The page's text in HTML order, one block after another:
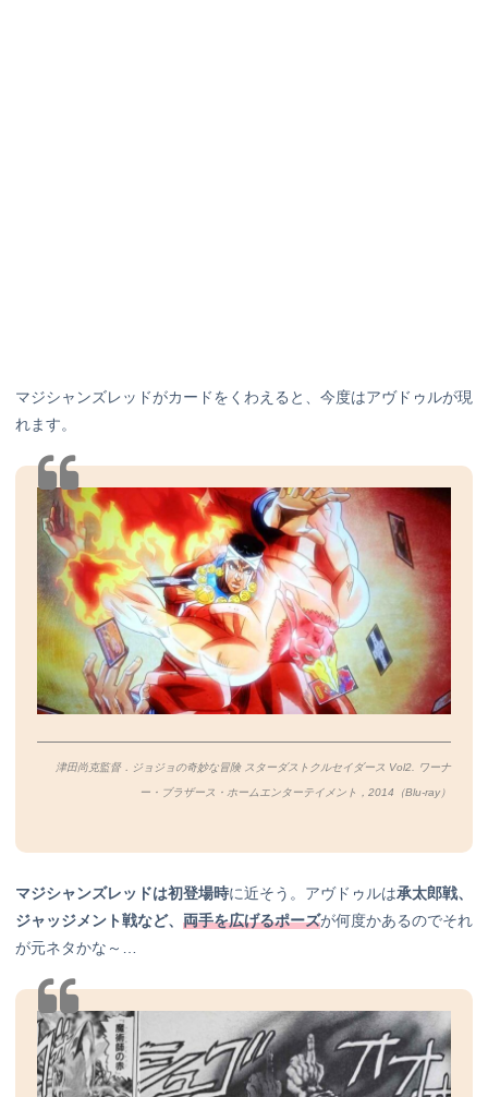
マジシャンズレッドがカードをくわえると、今度はアヴドゥルが現
れます。
津田尚克監督．ジョジョの奇妙な冒険 スターダストクルセイダース Vol2. ワーナ
ー・ブラザース・ホームエンターテイメント，2014（Blu-ray）
マジシャンズレッドは初登場時に近そう。アヴドゥルは承太郎戦、
ジャッジメント戦など、 両手を広げるポーズが何度かあるのでそれ
が元ネタかな～…